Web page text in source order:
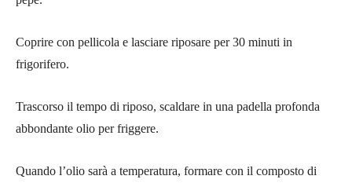
Coprire con pellicola e lasciare riposare per 30 minuti in
frigorifero.
Trascorso il tempo di riposo, scaldare in una padella profonda
abbondante olio per friggere.
Quando l’olio sarà a temperatura, formare con il composto di